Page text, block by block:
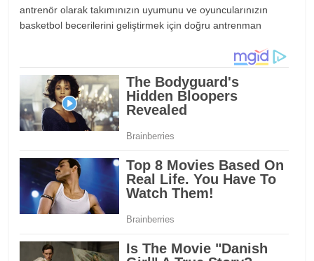
antrenör olarak takımınızın uyumunu ve oyuncularınızın
basketbol becerilerini geliştirmek için doğru antrenman